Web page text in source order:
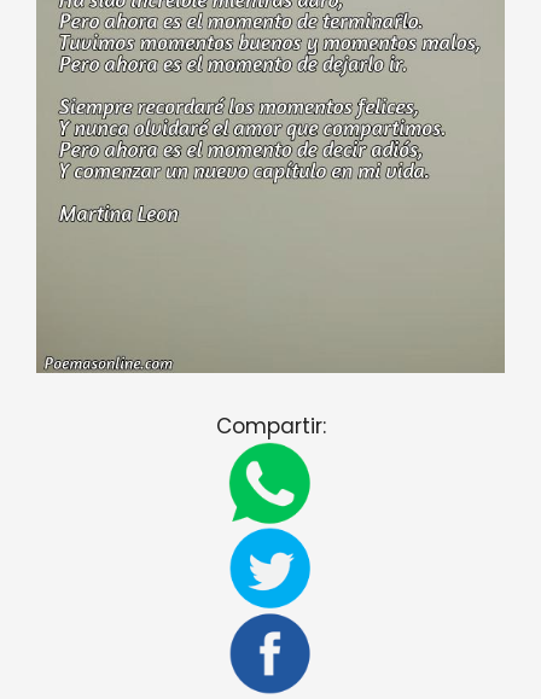
Compartir: